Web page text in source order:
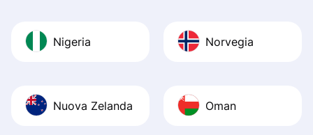
Nigeria Norvegia
Nuova Zelanda Oman